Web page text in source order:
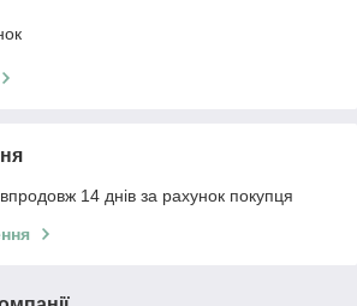
14 днів за рахунок покупця